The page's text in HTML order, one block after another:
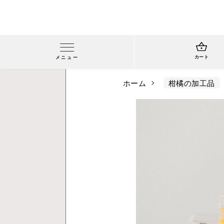
メニュー カート
ホーム 柑橘の加工品